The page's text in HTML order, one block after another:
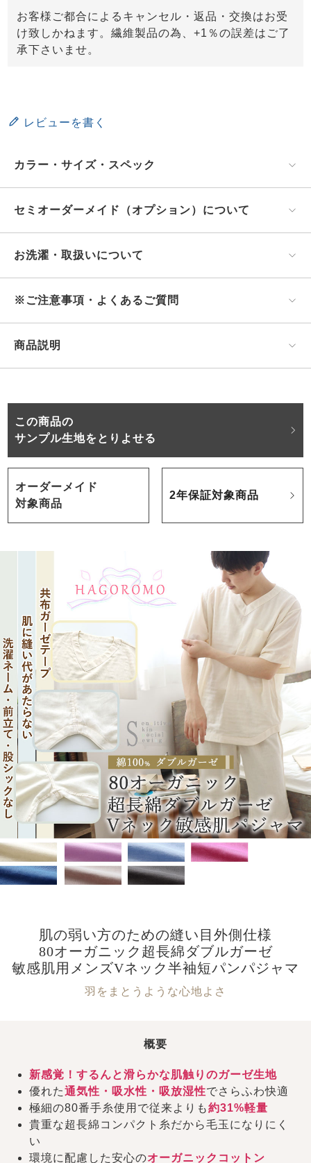
お客様ご都合によるキャンセル・返品・交換はお受
け致しかねます。繊維製品の為、+1％の誤差はご了
承下さいませ。
レビューを書く
カラー・サイズ・スペック
セミオーダーメイド（オプション）について
お洗濯・取扱いについて
※ご注意事項・よくあるご質問
商品説明
この商品の
サンプル生地をとりよせる
オーダーメイド
対象商品
2年保証対象商品
肌の弱い方のための縫い目外側仕様
80オーガニック超長綿ダブルガーゼ
敏感肌用メンズVネック半袖短パンパジャマ
羽をまとうような心地よさ
概要
新感覚！するんと滑らかな肌触りのガーゼ生地
優れた通気性・吸水性・吸放湿性でさらふわ快適
極細の80番手糸使用で従来よりも約31%軽量
貴重な超長綿コンパクト糸だから毛玉になりにく
い
環境に配慮した安心のオーガニックコットン